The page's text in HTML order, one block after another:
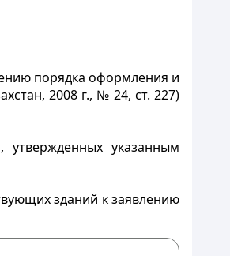
порядка оформления и
2008 г., № 24, ст. 227)
указанным
зданий к заявлению